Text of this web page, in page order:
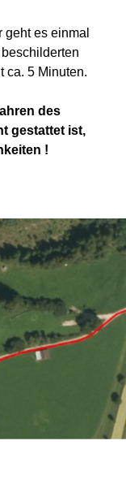
es einmal
ca. 5 Minuten.
des
gestattet ist,
!